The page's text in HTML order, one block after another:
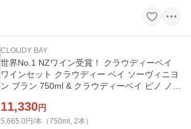
CLOUDY BAY
世界No.1 NZワイン受賞！ クラウディーベイ
ワインセット クラウディー ベイ ソーヴィニヨ
ン ブラン 750ml & クラウディーベイ ピノ ノワ
11,330円
5,665.0円/本（750ml, 2本）